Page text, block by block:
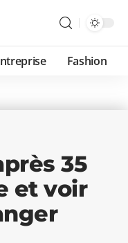
Fashion
35
et voir